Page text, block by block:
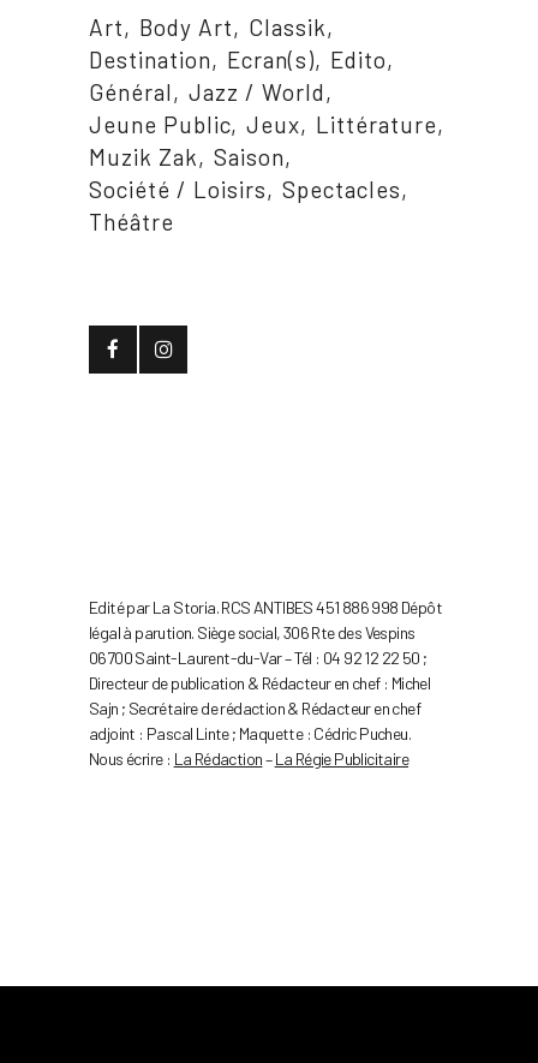
Art Body Art
Classik
Destination
Ecran(s)
Edito
Général
Jazz / World
Jeune Public Jeux
Littérature
Muzik Zak
Saison
Société / Loisirs
Spectacles
Théâtre
Edité par La Storia. RCS ANTIBES 451 886 998 Dépôt
légal à parution. Siège social, 306 Rte des Vespins
06700 Saint-Laurent-du-Var – Tél : 04 92 12 22 50 ;
Directeur de publication & Rédacteur en chef : Michel
Sajn ; Secrétaire de rédaction & Rédacteur en chef
adjoint : Pascal Linte ; Maquette : Cédric Pucheu.
Nous écrire : La Rédaction–La Régie Publicitaire